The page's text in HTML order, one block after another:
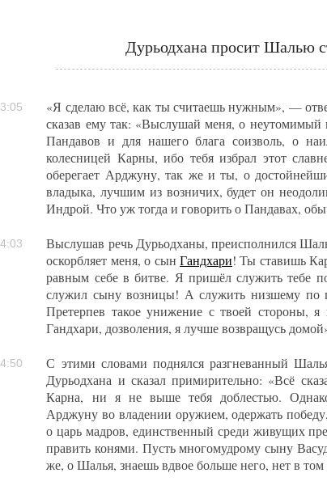
Дурьодхана просит Шалью
«Я сделаю всё, как ты считаешь нужным», —
сказав ему так: «Выслушай меня, о
Пандавов и для нашего блага соизволь, о
колесницей Карны, ибо тебя избрал этот
оберегает Арджуну, так же и ты, о
владыка, лучшим из возничих, будет он
Индрой. Что уж тогда и говорить о Пандавах,
Выслушав речь Дурьодханы, преисполнился
оскорбляет меня, о сынГандхари! Ты ставишь
равным себе в битве. Я пришёл служить тебе
служил сыну возницы! А служить низшему по
Претерпев такое унижение с твоей стороны,
Гандхари, дозволения, я лучше возвращусь
С этими словами поднялся разгневанный
Дурьодхана и сказал примирительно: «Всё
Карна, ни я не выше тебя доблестью.
Арджуну во владении оружием, одержать
о царь мадров, единственный среди живущих
править конями. Пусть многомудрому сыну
же, о Шалья, знаешь вдвое больше него, нет в